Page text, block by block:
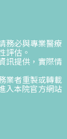
務必與專業醫療
評估。
訊提供，實際情
業者重製或轉載
入本院官方網站